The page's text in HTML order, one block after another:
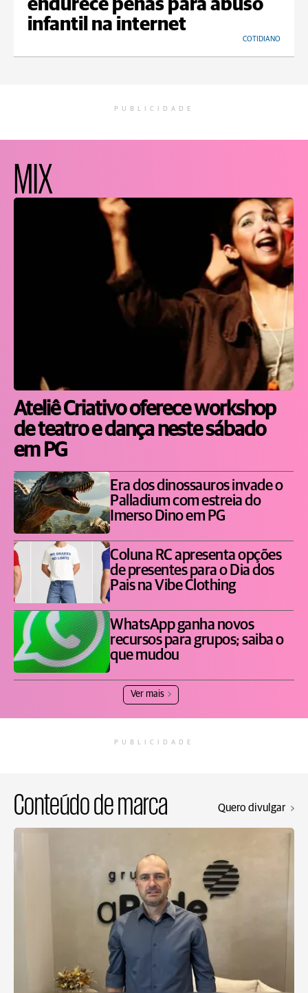
endurece penas para abuso
infantil na internet
COTIDIANO
PUBLICIDADE
MIX
Ateliê Criativo oferece workshop
de teatro e dança neste sábado
em PG
Era dos dinossauros invade o
Palladium com estreia do
Imerso Dino em PG
Coluna RC apresenta opções
de presentes para o Dia dos
Pais na Vibe Clothing
WhatsApp ganha novos
recursos para grupos; saiba o
que mudou
Ver mais
PUBLICIDADE
Conteúdo de marca Quero divulgar